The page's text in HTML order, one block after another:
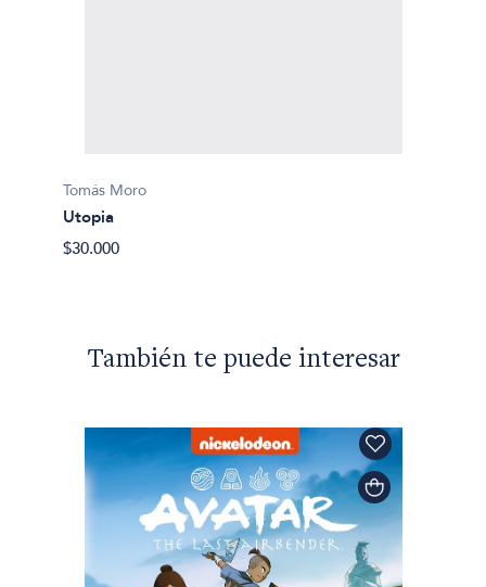
Tomás Moro
Utopia
$30.000
También te puede interesar